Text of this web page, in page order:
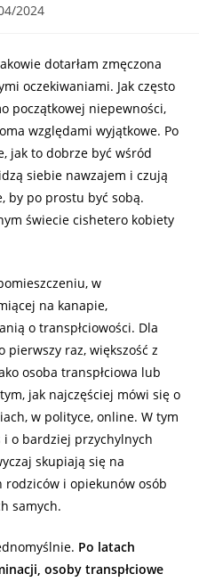
2024
dotarłam zmęczona
oczekiwaniami. Jak często
początkowej niepewności,
względami wyjątkowe. Po
jak to dobrze być wśród
siebie nawzajem i czują
by po prostu być sobą.
świecie cishetero kobiety
w
na kanapie,
o transpłciowości. Dla
pierwszy raz, większość z
osoba transpłciowa lub
jak najczęściej mówi się o
w polityce, online. W tym
o bardziej przychylnych
skupiają się na
i opiekunów osób
samych.
Po latach
osoby transpłciowe